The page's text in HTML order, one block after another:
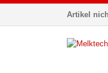
Artikel